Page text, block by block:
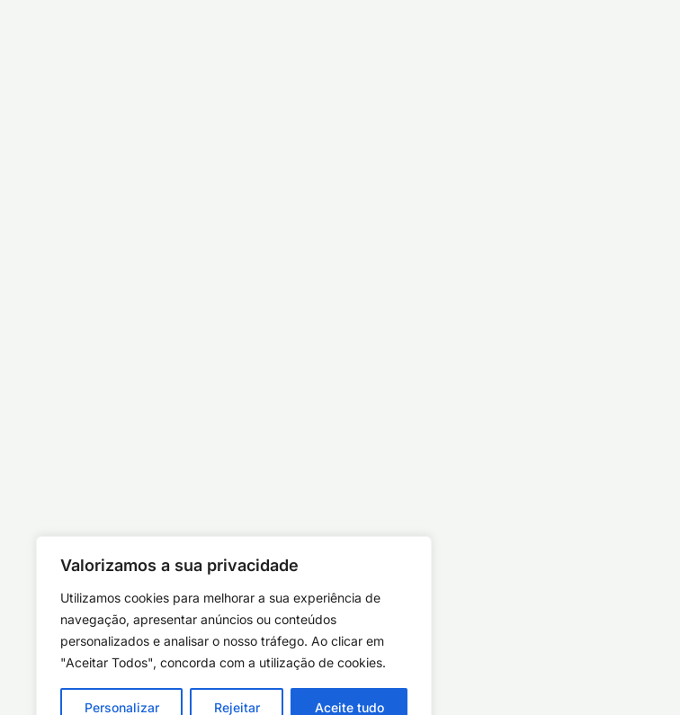
Valorizamos a sua privacidade
Utilizamos cookies para melhorar a sua experiência de
navegação, apresentar anúncios ou conteúdos
personalizados e analisar o nosso tráfego. Ao clicar em
"Aceitar Todos", concorda com a utilização de cookies.
Personalizar Rejeitar Aceite tudo